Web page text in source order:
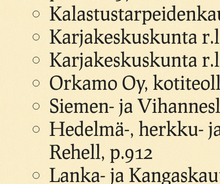
Karjakeskuskunta
Karjakeskuskunta
Orkamo Oy,
Siemen- ja
Hedelmä-, herkku-
Rehell, p.912
Lanka- ja